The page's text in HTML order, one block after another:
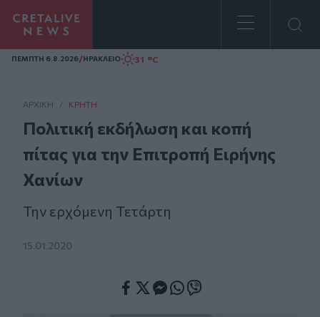
Homepage
ΠΕΜΠΤΗ 6.8.2026/ΗΡΑΚΛΕΙΟ 31 °C
ΑΡΧΙΚΗ / ΚΡΉΤΗ
Πολιτική εκδήλωση και κοπή
πίτας για την Επιτροπή Ειρήνης
Χανίων
Την ερχόμενη Τετάρτη
15.01.2020